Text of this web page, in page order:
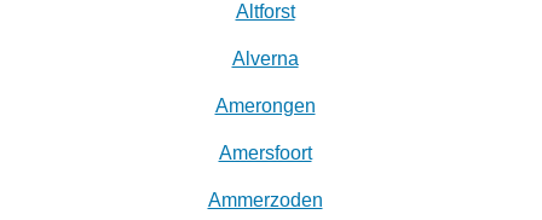
Altforst
Alverna
Amerongen
Amersfoort
Ammerzoden